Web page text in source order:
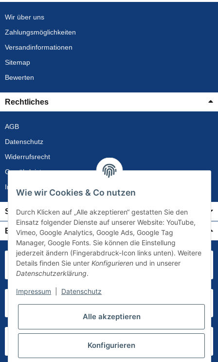
Wir über uns
Zahlungsmöglichkeiten
Versandinformationen
Sitemap
Bewerten
Rechtliches
AGB
Datenschutz
Widerrufsrecht
Gewährleistung
Impressum
Service
Bezahlung & Versand
Wie wir Cookies & Co nutzen
Durch Klicken auf „Alle akzeptieren“ gestatten Sie den
Einsatz folgender Dienste auf unserer Website: YouTube,
Vimeo, Google Analytics, Google Ads, Google Tag
Manager, Google Fonts. Sie können die Einstellung
jederzeit ändern (Fingerabdruck-Icon links unten). Weitere
Details finden Sie unter Konfigurieren und in unserer
Datenschutzerklärung.
Impressum Datenschutz
Alle akzeptieren
Konfigurieren